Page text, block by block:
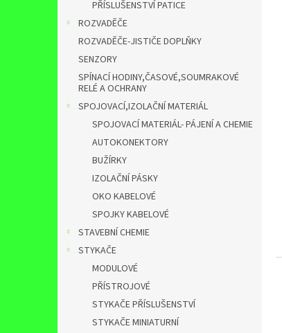
PŘÍSLUŠENSTVÍ PATICE
ROZVADĚČE
ROZVADĚČE-JISTIČE DOPLŇKY
SENZORY
SPÍNACÍ HODINY,ČASOVÉ,SOUMRAKOVÉ
RELÉ A OCHRANY
SPOJOVACÍ,IZOLAČNÍ MATERIÁL
SPOJOVACÍ MATERIÁL- PÁJENÍ A CHEMIE
AUTOKONEKTORY
BUŽÍRKY
IZOLAČNÍ PÁSKY
OKO KABELOVÉ
SPOJKY KABELOVÉ
STAVEBNÍ CHEMIE
STYKAČE
MODULOVÉ
PŘÍSTROJOVÉ
STYKAČE PŘÍSLUŠENSTVÍ
STYKAČE MINIATURNÍ